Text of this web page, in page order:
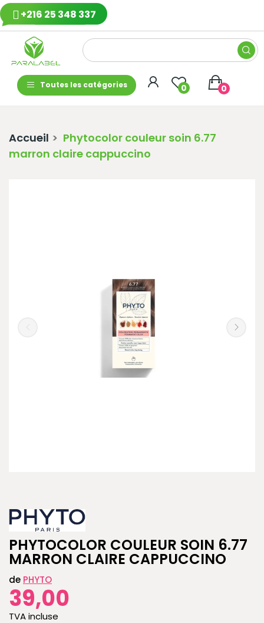
+216 25 348 337
Toutes les catégories 0 0
Accueil
Phytocolor couleur soin 6.77
marron claire cappuccino
PHYTOCOLOR COULEUR SOIN 6.77
MARRON CLAIRE CAPPUCCINO
de PHYTO
39,00
TVA incluse